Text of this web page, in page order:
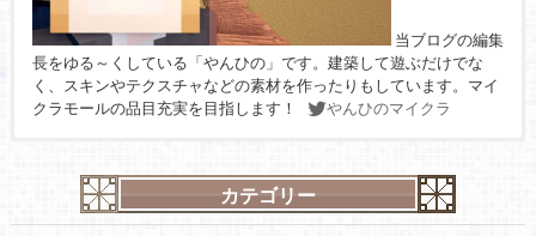
当ブログの編集
長をゆる～くしている「やんひの」です。建築して遊ぶだけでな
く、スキンやテクスチャなどの素材を作ったりもしています。マイ
クラモールの品目充実を目指します！
やんひのマイクラ
カテゴリー